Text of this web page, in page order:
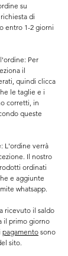
su
di
entro 1-2 giorni
Per
il
quindi clicca
le taglie e i
corretti, in
queste
L'ordine verrà
Il nostro
ordinati
e aggiunte
whatsapp.
ricevuto il saldo
il primo giorno
pagamento sono
sito.